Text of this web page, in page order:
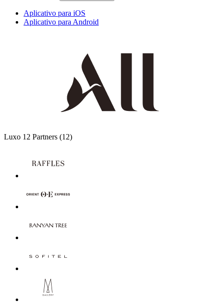
Aplicativo para iOS
Aplicativo para Android
Luxo 12 Partners (12)